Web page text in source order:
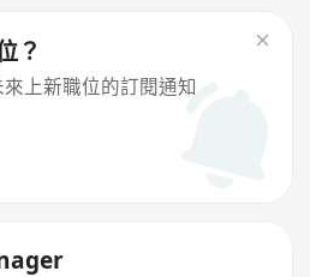
？
上新職位的訂閱通知